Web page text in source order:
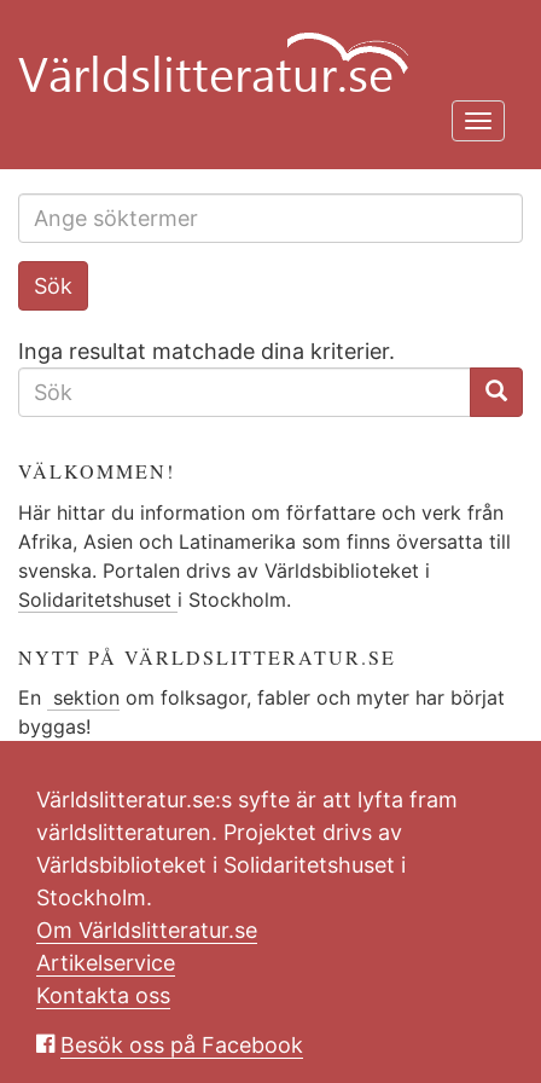
huvudinnehåll
Search
this
Sök
Inga resultat matchade dina kriterier.
SÖKFORMULÄR
VÄLKOMMEN!
Här hittar du information om författare och verk från
Afrika, Asien och Latinamerika som finns översatta till
svenska. Portalen drivs av Världsbiblioteket i
Solidaritetshuset i Stockholm.
NYTT PÅ VÄRLDSLITTERATUR.SE
En sektion om folksagor, fabler och myter har börjat
byggas!
Världslitteratur.se:s syfte är att lyfta fram
världslitteraturen. Projektet drivs av
Världsbiblioteket i Solidaritetshuset i
Stockholm.
Om Världslitteratur.se
Artikelservice
Kontakta oss
Besök oss på Facebook